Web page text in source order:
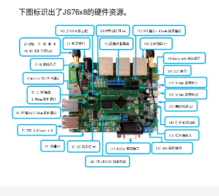
下图标识出了JS76x8的硬件资源。